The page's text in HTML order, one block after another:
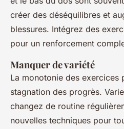
créer des déséquilibres et
blessures. Intégrez des
pour un renforcement
Manquer de variété
La monotonie des exercices
stagnation des progrès.
changez de routine
nouvelles techniques pour